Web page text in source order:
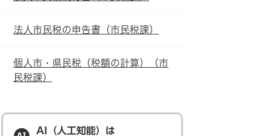
法人市民税の申告書（市民税課）
個人市・県民税（税額の計算）（市
民税課）
AI（人工知能）は